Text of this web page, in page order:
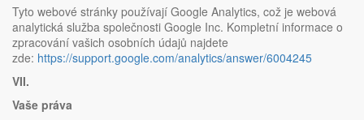
Tyto webové stránky používají Google Analytics, což je webová
analytická služba společnosti Google Inc. Kompletní informace o
zpracování vašich osobních údajů najdete
zde: https://support.google.com/analytics/answer/6004245
VII.
Vaše práva